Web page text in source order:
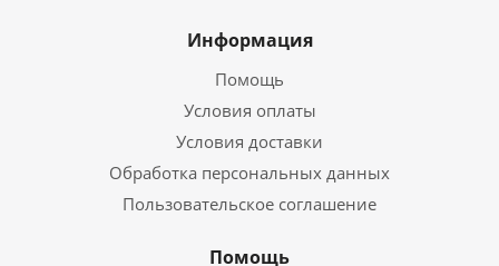
Информация
Помощь
Условия оплаты
Условия доставки
Обработка персональных данных
Пользовательское соглашение
Помощь